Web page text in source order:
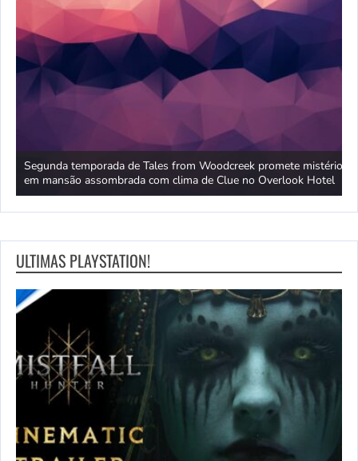
Segunda temporada de Tales from Woodcreek promete mistério
em mansão assombrada com clima de Clue no Overlook Hotel
ULTIMAS PLAYSTATION!